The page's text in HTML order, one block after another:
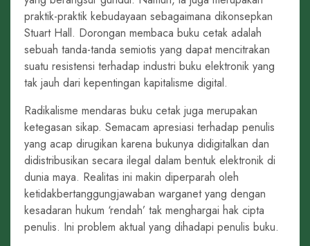
praktik-praktik kebudayaan sebagaimana dikonsepkan
Stuart Hall. Dorongan membaca buku cetak adalah
sebuah tanda-tanda semiotis yang dapat mencitrakan
suatu resistensi terhadap industri buku elektronik yang
tak jauh dari kepentingan kapitalisme digital.
Radikalisme mendaras buku cetak juga merupakan
ketegasan sikap. Semacam apresiasi terhadap penulis
yang acap dirugikan karena bukunya didigitalkan dan
didistribusikan secara ilegal dalam bentuk elektronik di
dunia maya. Realitas ini makin diperparah oleh
ketidakbertanggungjawaban warganet yang dengan
kesadaran hukum ‘rendah’ tak menghargai hak cipta
penulis. Ini problem aktual yang dihadapi penulis buku.